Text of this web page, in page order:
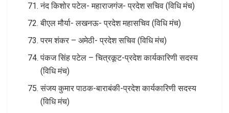
नंद किशोर पटेल- महाराजगंज- प्रदेश सचिव (विधि मंच)
बीएल मौर्या- लखनऊ- प्रदेश महासचिव (विधि मंच)
परम शंकर – अमेठी- प्रदेश सचिव (विधि मंच)
पंकज सिंह पटेल – चित्रकूट-प्रदेश कार्यकारिणी सदस्य
(विधि मंच)
संजय कुमार पाठक-बाराबंकी-प्रदेश कार्यकारिणी सदस्य
(विधि मंच)